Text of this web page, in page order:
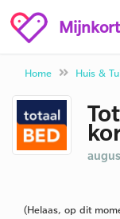
Home Huis &
(Helaas, op dit